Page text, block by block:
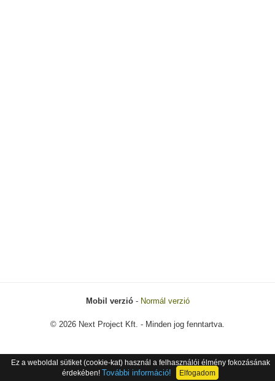
Mobil verzió- Normál verzió
© 2026 Next Project Kft. - Minden jog fenntartva.
Ez a weboldal sütiket (cookie-kat) használ a felhasználói élmény fokozásának
érdekében! További információ! Elfogadom